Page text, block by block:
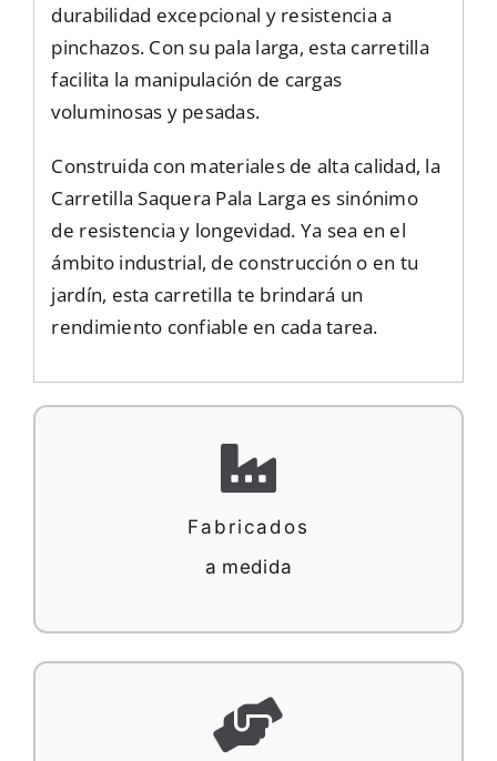
durabilidad excepcional y resistencia a
pinchazos. Con su pala larga, esta carretilla
facilita la manipulación de cargas
voluminosas y pesadas.
Construida con materiales de alta calidad, la
Carretilla Saquera Pala Larga es sinónimo
de resistencia y longevidad. Ya sea en el
ámbito industrial, de construcción o en tu
jardín, esta carretilla te brindará un
rendimiento confiable en cada tarea.
Fabricados
a medida